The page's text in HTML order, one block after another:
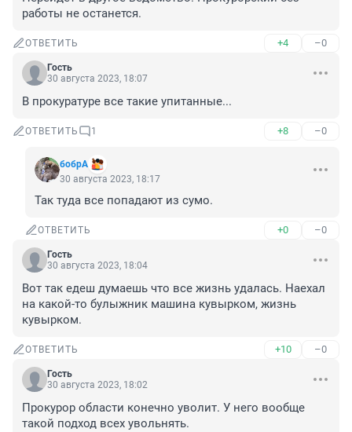
работы не останется.
ОТВЕТИТЬ +4 –0
Гость
30 августа 2023, 18:07
В прокуратуре все такие упитанные...
ОТВЕТИТЬ 1 +8 –0
бобрА
30 августа 2023, 18:17
Так туда все попадают из сумо.
ОТВЕТИТЬ +0 –0
Гость
30 августа 2023, 18:04
Вот так едеш думаешь что все жизнь удалась. Наехал
на какой-то булыжник машина кувырком, жизнь
кувырком.
ОТВЕТИТЬ +10 –0
Гость
30 августа 2023, 18:02
Прокурор области конечно уволит. У него вообще
такой подход всех увольнять.